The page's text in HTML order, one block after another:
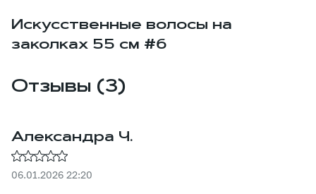
Искусственные волосы на
заколках 55 см #6
Отзывы (3)
Александра Ч.
06.01.2026 22:20